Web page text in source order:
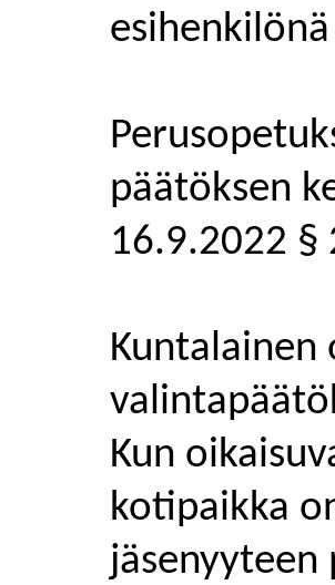
päätöksen
16.9.2022 §
valinta
Kun
kotipaikka
jäsenyyteen